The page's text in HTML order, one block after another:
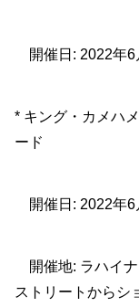
開催日: 2022年6
* キング・カメハ
ード
開催日: 2022年6
開催地: ラハイナ
ストリートからシ